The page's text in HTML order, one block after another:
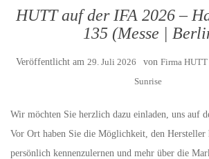
HUTT auf der IFA 2026 –
135 (Messe |
Veröffentlicht am 29. Juli 2026 von Firma
Sunrise
Wir möchten Sie herzlich dazu einladen, uns auf
Vor Ort haben Sie die Möglichkeit, den
persönlich kennenzulernen und mehr über die